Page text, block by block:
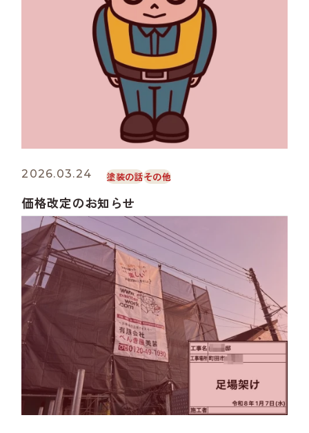
2026.03.24 塗装の話その他
価格改定のお知らせ